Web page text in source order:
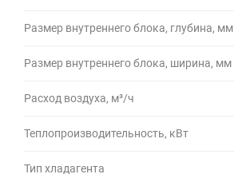
Размер внутреннего блока, глубина, мм
Размер внутреннего блока, ширина, мм
Расход воздуха, м³/ч
Теплопроизводительность, кВт
Тип хладагента